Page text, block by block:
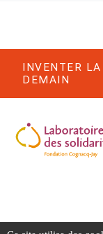
INVENTER
DEMAIN